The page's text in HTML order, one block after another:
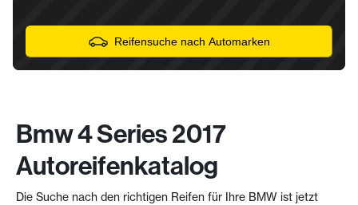
Reifensuche nach Automarken
Bmw 4 Series 2017
Autoreifenkatalog
Die Suche nach den richtigen Reifen für Ihre BMW ist jetzt